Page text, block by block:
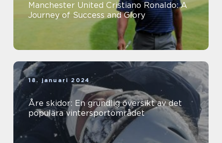
Manchester United Cristiano Ronaldo: A
Journey of Success and Glory
18. januari 2024
Åre skidor: En grundlig översikt av det
populära vintersportområdet